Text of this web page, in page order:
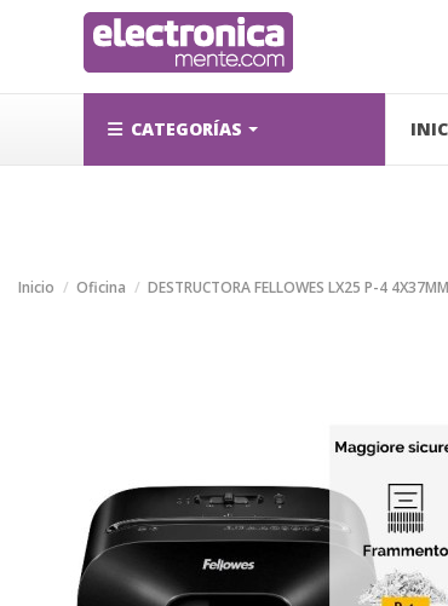
CATEGORÍAS
Inicio Oficina DESTRUCTORA FELLOWES LX25 P-4